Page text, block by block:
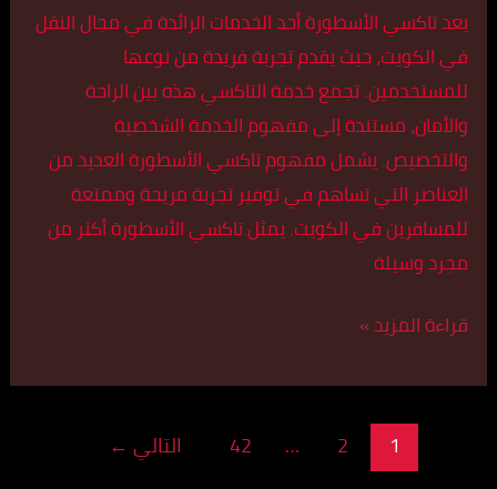
يعد تاكسي الأسطورة أحد الخدمات الرائدة في مجال النقل
في الكويت، حيث يقدم تجربة فريدة من نوعها
للمستخدمين. تجمع خدمة التاكسي هذه بين الراحة
والأمان، مستندة إلى مفهوم الخدمة الشخصية
والتخصيص. يشمل مفهوم تاكسي الأسطورة العديد من
العناصر التي تساهم في توفير تجربة مريحة وممتعة
للمسافرين في الكويت. يمثل تاكسي الأسطورة أكثر من
مجرد وسيلة
قراءة المزيد »
1
2
…
42 التالي ←